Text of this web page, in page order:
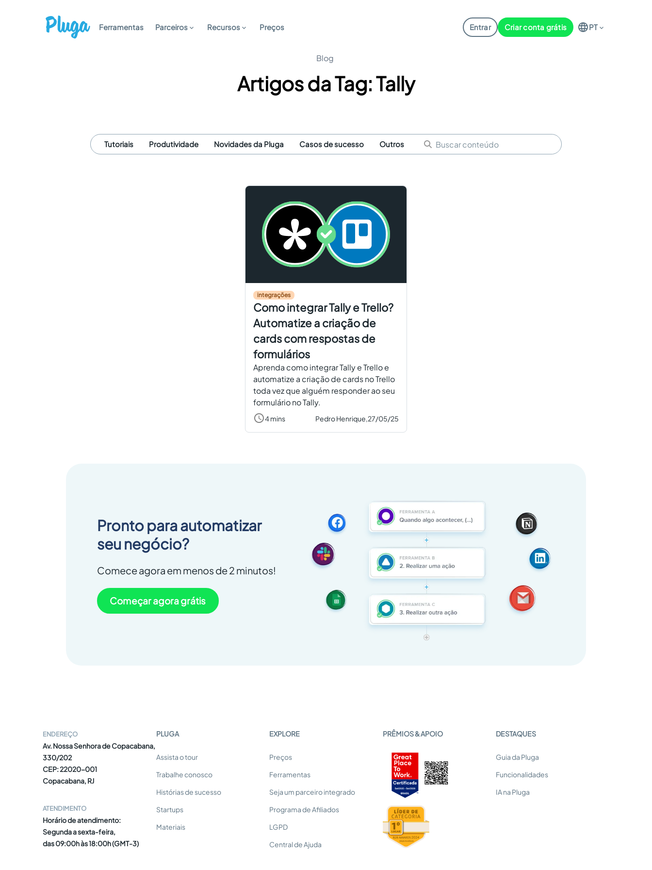
Ferramentas Parceiros Recursos Preços Entrar Criar conta grátis PT
Blog
Artigos da Tag: Tally
Tutoriais Produtividade Novidades da Pluga Casos de sucesso Outros
integrações
Como integrar Tally e Trello?
Automatize a criação de
cards com respostas de
formulários
Aprenda como integrar Tally e Trello e
automatize a criação de cards no Trello
toda vez que alguém responder ao seu
formulário no Tally.
4 mins Pedro Henrique, 27/05/25
Pronto para automatizar
seu negócio?
Comece agora em menos de 2 minutos!
Começar agora grátis
ENDEREÇO
Av. Nossa Senhora de Copacabana,
330/202
CEP: 22020-001
Copacabana, RJ
ATENDIMENTO
Horário de atendimento:
Segunda a sexta-feira,
das 09:00h às 18:00h (GMT-3)
PLUGA
Assista o tour
Trabalhe conosco
Histórias de sucesso
Startups
Materiais
EXPLORE
Preços
Ferramentas
Seja um parceiro integrado
Programa de Afiliados
LGPD
Central de Ajuda
PRÊMIOS & APOIO DESTAQUES
Guia da Pluga
Funcionalidades
IA na Pluga